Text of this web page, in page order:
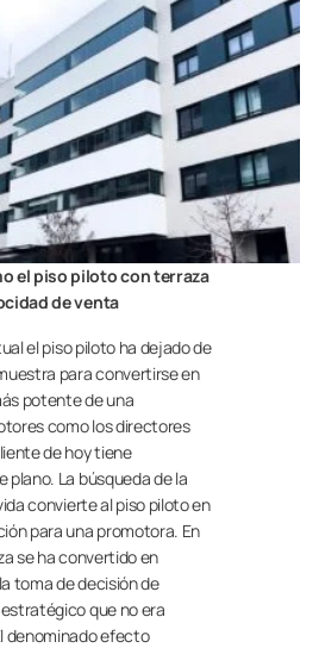
el piso piloto con terraza
de venta
el piso piloto ha dejado de
para convertirse en
potente de una
como los directores
de hoy tiene
La búsqueda de la
convierte al piso piloto en
para una promotora. En
se ha convertido en
toma de decisión de
que no era
denominado efecto